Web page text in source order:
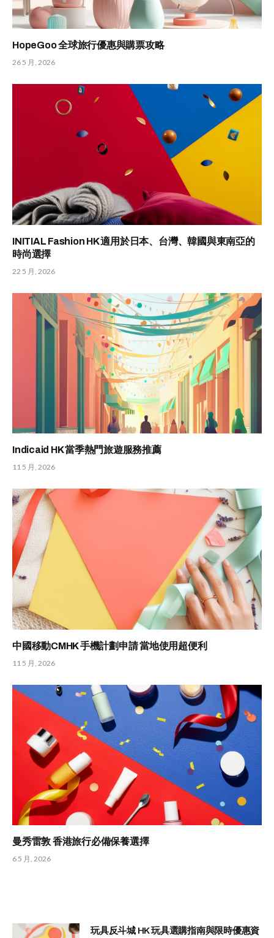
HopeGoo 全球旅行優惠與購票攻略
26 5 月, 2026
INITIAL Fashion HK 適用於日本、台灣、韓國與東南亞的
時尚選擇
22 5 月, 2026
Indicaid HK 當季熱門旅遊服務推薦
11 5 月, 2026
中國移動CMHK 手機計劃申請 當地使用超便利
11 5 月, 2026
曼秀雷敦 香港旅行必備保養選擇
6 5 月, 2026
玩具反斗城 HK 玩具選購指南與限時優惠資